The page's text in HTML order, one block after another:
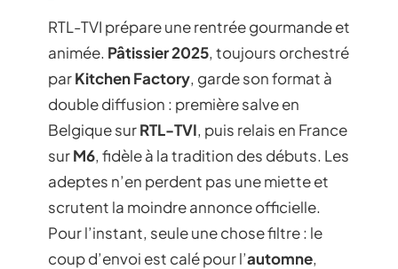
RTL-TVI prépare une rentrée gourmande et
animée. Pâtissier 2025, toujours orchestré
parKitchen Factory, garde son format à
double diffusion : première salve en
Belgique surRTL-TVI, puis relais en France
surM6, fidèle à la tradition des débuts. Les
adeptes n’en perdent pas une miette et
scrutent la moindre annonce officielle.
Pour l’instant, seule une chose filtre : le
coup d’envoi est calé pour l’automne,